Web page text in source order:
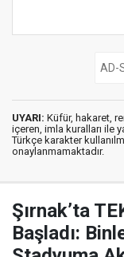
UYARI: Küfür, hakaret,
içeren, imla kuralları ile
Türkçe karakter
onaylanmamaktadır.
Şırnak’ta
Başladı: